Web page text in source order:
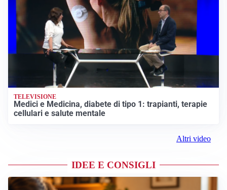
TELEVISIONE
Medici e Medicina, diabete di tipo 1: trapianti, terapie
cellulari e salute mentale
Altri video
IDEE E CONSIGLI